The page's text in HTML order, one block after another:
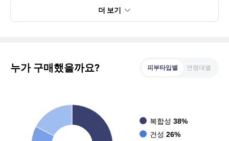
더 보기
누가 구매했을까요? 피부타입별 연령대별
복합성 38%
건성 26%